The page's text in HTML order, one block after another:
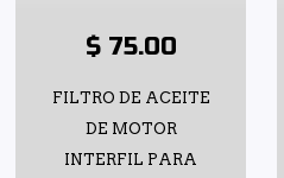
$ 75.00
FILTRO DE ACEITE
DE MOTOR
INTERFIL PARA